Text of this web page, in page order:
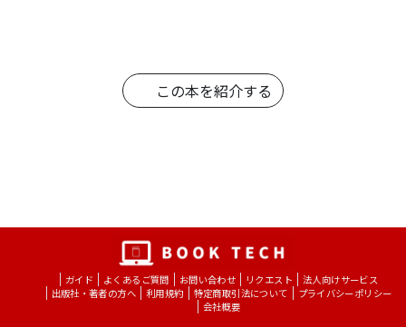
この本を紹介する
ガイド よくあるご質問 お問い合わせ リクエスト
法人向けサービス
出版社・著者の方へ
利用規約 特定商取引法について
プライバシーポリシー
会社概要